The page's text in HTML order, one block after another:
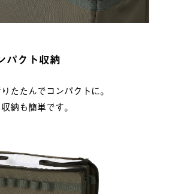
パクト収納
たたんでコンパクトに。
納も簡単です。